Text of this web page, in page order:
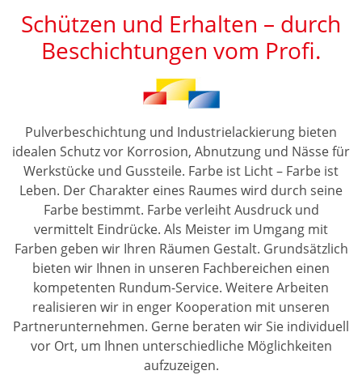
Schützen und Erhalten – durch
Beschichtungen vom Profi.
Pulverbeschichtung und Industrielackierung bieten
idealen Schutz vor Korrosion, Abnutzung und Nässe für
Werkstücke und Gussteile. Farbe ist Licht – Farbe ist
Leben. Der Charakter eines Raumes wird durch seine
Farbe bestimmt. Farbe verleiht Ausdruck und
vermittelt Eindrücke. Als Meister im Umgang mit
Farben geben wir Ihren Räumen Gestalt. Grundsätzlich
bieten wir Ihnen in unseren Fachbereichen einen
kompetenten Rundum-Service. Weitere Arbeiten
realisieren wir in enger Kooperation mit unseren
Partnerunternehmen. Gerne beraten wir Sie individuell
vor Ort, um Ihnen unterschiedliche Möglichkeiten
aufzuzeigen.